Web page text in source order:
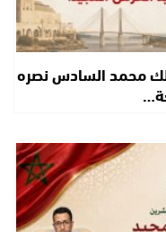
محمد السادس نصره